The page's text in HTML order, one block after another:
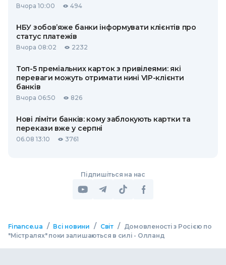
Вчора 10:00 494
НБУ зобов’яже банки інформувати клієнтів про
статус платежів
Вчора 08:02 2232
Топ-5 преміальних карток з привілеями: які
переваги можуть отримати нині VIP-клієнти
банків
Вчора 06:50 826
Нові ліміти банків: кому заблокують картки та
перекази вже у серпні
06.08 13:10 3761
Підпишіться на нас
Finance.ua / Всі новини / Світ /
Домовленості з Росією по
"Містралях" поки залишаються в силі - Олланд